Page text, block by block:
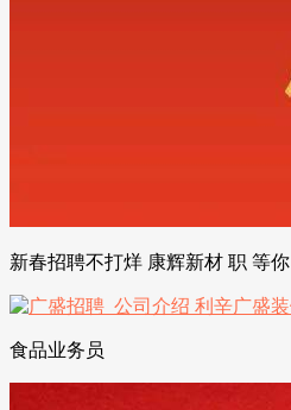
新春招聘不打烊 康辉新材 职 等你
食品业务员